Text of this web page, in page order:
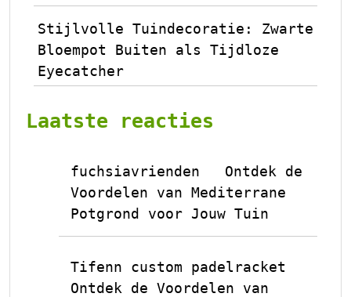
Stijlvolle Tuindecoratie: Zwarte
Bloempot Buiten als Tijdloze
Eyecatcher
Laatste reacties
fuchsiavrienden
Ontdek de
Voordelen van Mediterrane
Potgrond voor Jouw Tuin
Tifenn custom padelracket
Ontdek de Voordelen van